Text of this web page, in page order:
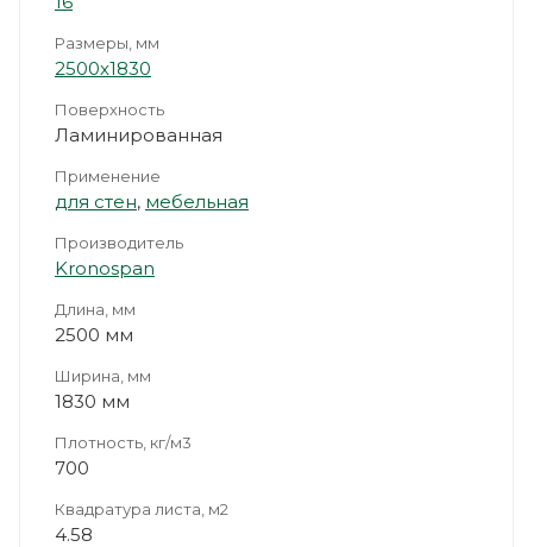
Размеры, мм
2500х1830
Поверхность
Ламинированная
Применение
для стен, мебельная
Производитель
Kronospan
Длина, мм
2500 мм
Ширина, мм
1830 мм
Плотность, кг/м3
700
Квадратура листа, м2
4.58